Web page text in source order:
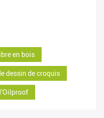
en bois
dessin de croquis